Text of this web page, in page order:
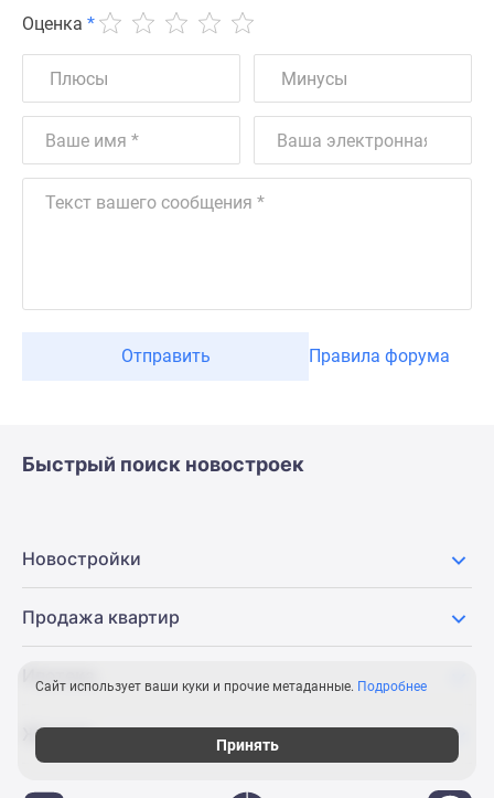
Оценка *
Отправить Правила форума
Быстрый поиск новостроек
Новостройки
Продажа квартир
Ипотека
Журнал
Сайт использует ваши куки и прочие метаданные. Подробнее
Принять